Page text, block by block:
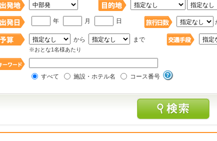
年 月 日
から まで
※おとな1名様あたり
すべて 施設・ホテル名 コース番号